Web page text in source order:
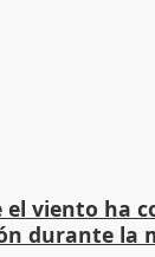
viento ha
durante la